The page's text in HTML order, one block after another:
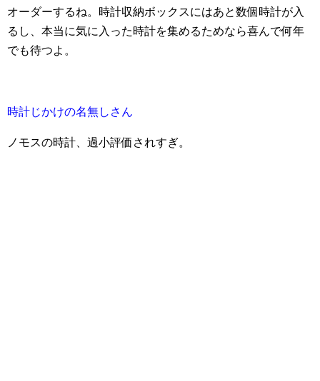
オーダーするね。時計収納ボックスにはあと数個時計が入
るし、本当に気に入った時計を集めるためなら喜んで何年
でも待つよ。
時計じかけの名無しさん
ノモスの時計、過小評価されすぎ。